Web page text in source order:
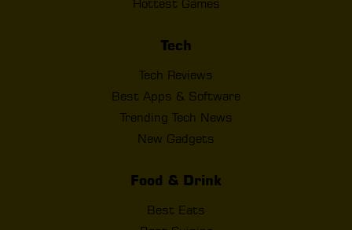
Hottest Games
Tech
Tech Reviews
Best Apps & Software
Trending Tech News
New Gadgets
Food & Drink
Best Eats